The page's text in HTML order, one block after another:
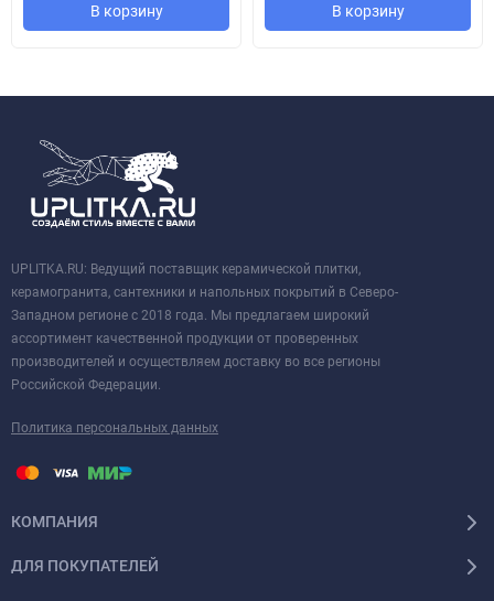
В корзину В корзину
UPLITKA.RU: Ведущий поставщик керамической плитки,
керамогранита, сантехники и напольных покрытий в Северо-
Западном регионе с 2018 года. Мы предлагаем широкий
ассортимент качественной продукции от проверенных
производителей и осуществляем доставку во все регионы
Российской Федерации.
Политика персональных данных
КОМПАНИЯ
ДЛЯ ПОКУПАТЕЛЕЙ